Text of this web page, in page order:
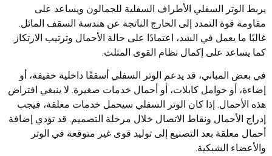
يربط الوتر السفلي الأطراف السفلية للجمالون ويساعد على
مقاومة قوة التمدد إلى الخارج الناتجة عن هندسة السقف المائل.
غالبًا ما يعمل في الشد، اعتمادًا على حالة الأحمال وترتيب الارتكاز.
كما يساعد على إكمال نظام القوى المثلث.
في بعض المباني، قد يدعم الوتر السفلي أسقفًا داخلية خفيفة، أو
إضاءة، أو حوامل كابلات، أو أحمال خدمات صغيرة. لا ينبغي افتراض
هذه الأحمال. إذا كان الوتر السفلي سيحمل خدمات معلقة، فيجب
إدراج الأحمال ونقاط الاتصال خلال مرحلة التصميم. قد تؤدي إضافة
أحمال معلقة بعد التصنيع إلى توليد قوى غير متوقعة في الوتر
والأعضاء الشبكية.